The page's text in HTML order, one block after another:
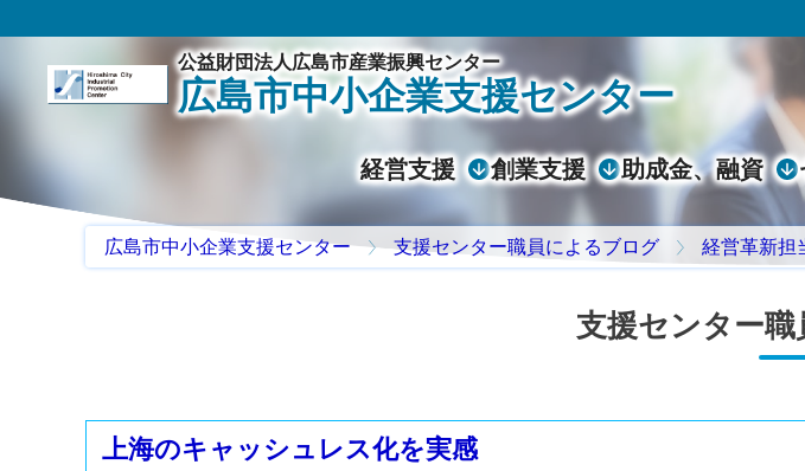
公益財団法人広島市産業振興センター
広島市中小企業支援センター
経営支援 創業支援 助成金、融資
広島市中小企業支援センター 支援センター職員によるブログ 経営革新担
支援センター
上海のキャッシュレス化を実感